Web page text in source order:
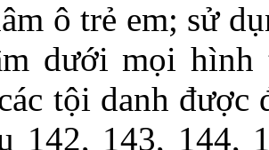
ô trẻ em; sử
dưới mọi
tội danh được
142, 143, 144,